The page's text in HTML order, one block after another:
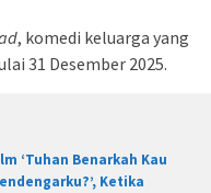
, komedi keluarga yang
31 Desember 2025.
‘Tuhan Benarkah Kau
Ketika